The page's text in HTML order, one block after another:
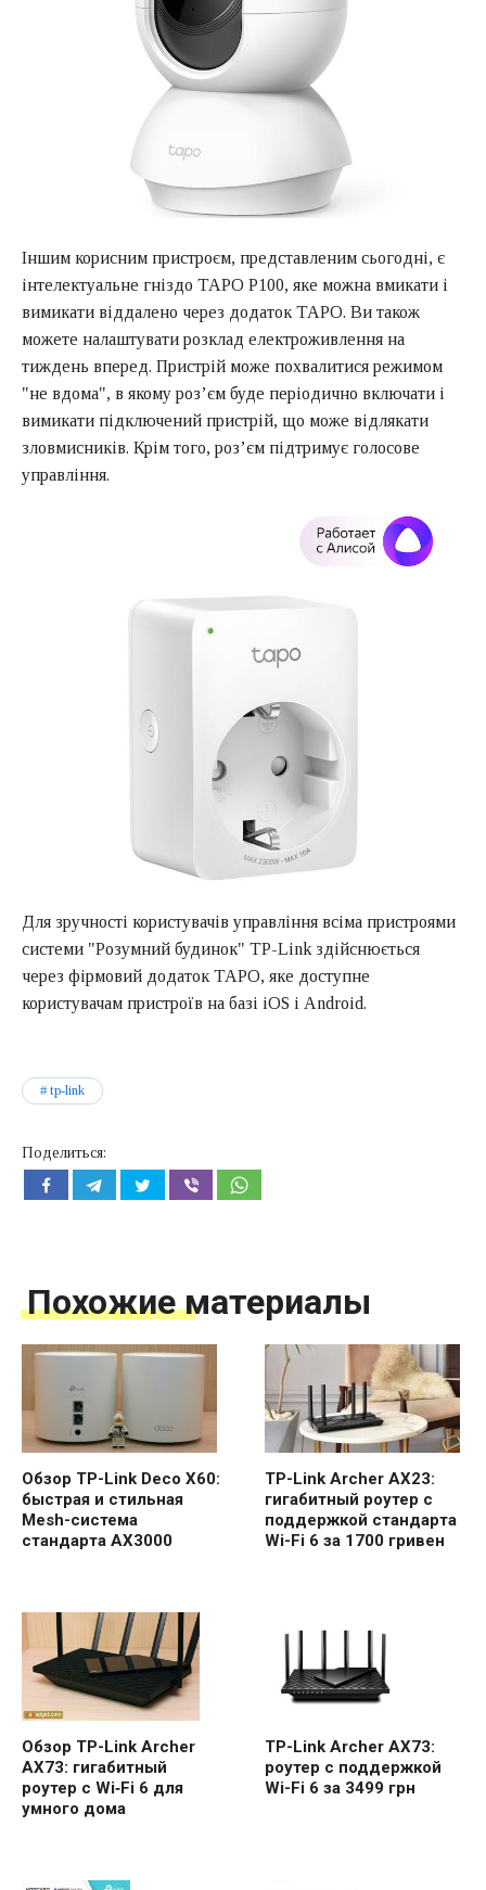
Іншим корисним пристроєм, представленим сьогодні, є
інтелектуальне гніздо TAPO P100, яке можна вмикати і
вимикати віддалено через додаток TAPO. Ви також
можете налаштувати розклад електроживлення на
тиждень вперед. Пристрій може похвалитися режимом
"не вдома", в якому роз’єм буде періодично включати і
вимикати підключений пристрій, що може відлякати
зловмисників. Крім того, роз’єм підтримує голосове
управління.
Для зручності користувачів управління всіма пристроями
системи "Розумний будинок" TP-Link здійснюється
через фірмовий додаток TAPO, яке доступне
користувачам пристроїв на базі iOS і Android.
tp-link
Поделиться:
Похожие материалы
Обзор TP-Link Deco X60:
быстрая и стильная
Mesh-система
стандарта AX3000
TP-Link Archer AX23:
гигабитный роутер с
поддержкой стандарта
Wi-Fi 6 за 1700 гривен
Обзор TP-Link Archer
AX73: гигабитный
роутер с Wi‑Fi 6 для
умного дома
TP-Link Archer AX73:
роутер с поддержкой
Wi-Fi 6 за 3499 грн